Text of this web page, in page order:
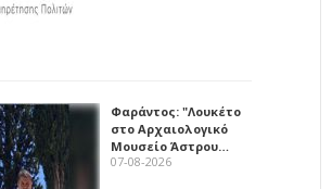
Φαράντος: "Λουκέτο
στο Αρχαιολογικό
Μουσείο Άστρου…
07-08-2026